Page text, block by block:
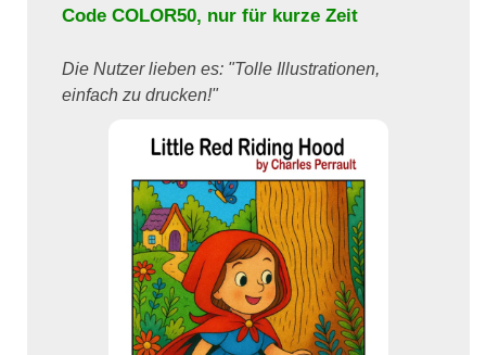
Code COLOR50, nur für kurze Zeit
Die Nutzer lieben es: "Tolle Illustrationen,
einfach zu drucken!"